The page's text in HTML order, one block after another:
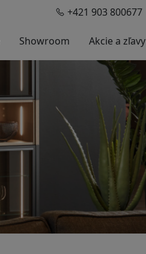
+421 903 800677
Showroom Akcie a zľavy